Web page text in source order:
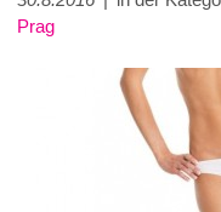
Prag